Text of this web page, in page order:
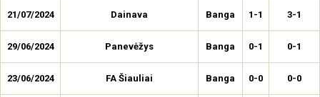
21/07/2024 Dainava Banga 1-1 3-1
29/06/2024 Panevėžys Banga 0-1 0-1
23/06/2024 FA Šiauliai Banga 0-0 0-0